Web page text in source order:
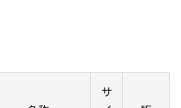
サ